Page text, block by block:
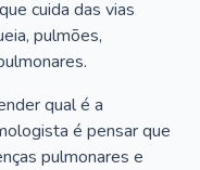
cuida das vias
pulmões,
qual é a
é pensar que
pulmonares e